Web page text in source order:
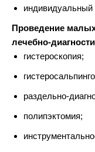
индивидуальный
Проведение
лечебно-
гистероскопия;
раздельно-
полипэктомия;